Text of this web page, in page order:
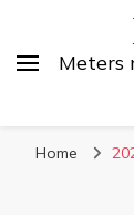
Meters
Home